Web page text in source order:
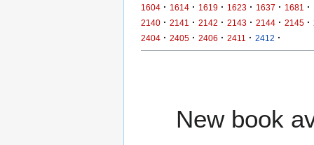
1604 · 1614 · 1619 · 1623 · 1637 · 1681 ·
2140 · 2141 · 2142 · 2143 · 2144 · 2145 ·
2404 · 2405 · 2406 · 2411 · 2412 ·
New book